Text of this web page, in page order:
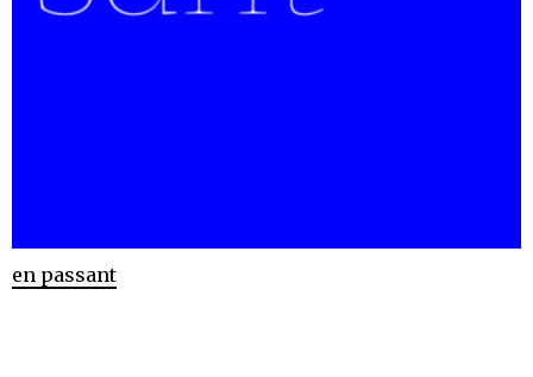
en passant